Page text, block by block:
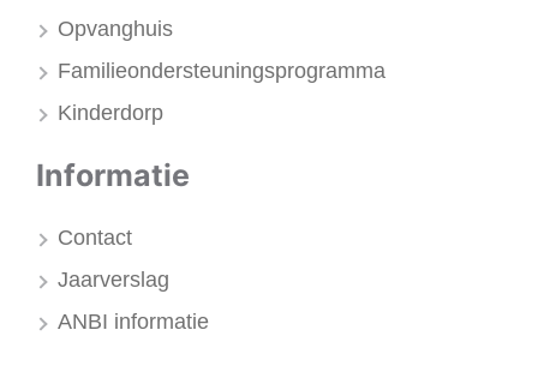
Opvanghuis
Familieondersteuningsprogramma
Kinderdorp
Informatie
Contact
Jaarverslag
ANBI informatie